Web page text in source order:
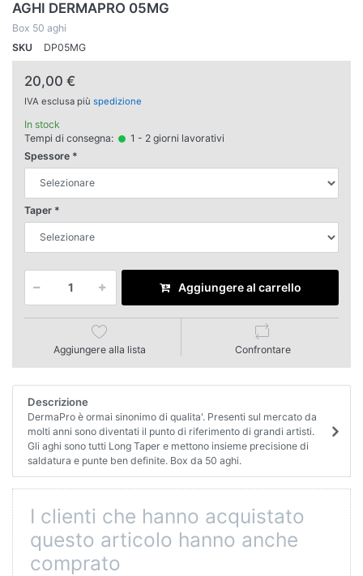
AGHI DERMAPRO 05MG
Box 50 aghi
SKU
DP05MG
20,00 €
IVA esclusa più spedizione
In stock
Tempi di consegna:
1 - 2 giorni lavorativi
Spessore
Taper
Aggiungere al carrello
Aggiungere alla lista Confrontare
Descrizione
DermaPro è ormai sinonimo di qualita'. Presenti sul mercato da
molti anni sono diventati il punto di riferimento di grandi artisti.
Gli aghi sono tutti Long Taper e mettono insieme precisione di
saldatura e punte ben definite. Box da 50 aghi.
I clienti che hanno acquistato
questo articolo hanno anche
comprato